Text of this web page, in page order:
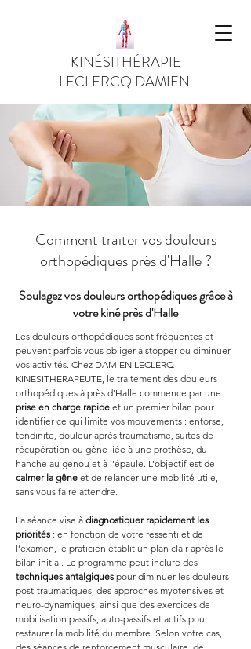
KINÉSITHÉRAPIE
LECLERCQ DAMIEN
Comment traiter vos douleurs
orthopédiques près d'Halle ?
Soulagez vos douleurs orthopédiques grâce à
votre kiné près d'Halle
Les douleurs orthopédiques sont fréquentes et
peuvent parfois vous obliger à stopper ou diminuer
vos activités. Chez DAMIEN LECLERQ
KINESITHERAPEUTE, le traitement des douleurs
orthopédiques à près d'Halle commence par une
prise en charge rapide et un premier bilan pour
identifier ce qui limite vos mouvements : entorse,
tendinite, douleur après traumatisme, suites de
récupération ou gêne liée à une prothèse, du
hanche au genou et à l’épaule. L’objectif est de
calmer la gêne et de relancer une mobilité utile,
sans vous faire attendre.
La séance vise à diagnostiquer rapidement les
priorités : en fonction de votre ressenti et de
l’examen, le praticien établit un plan clair après le
bilan initial. Le programme peut inclure des
techniques antalgiques pour diminuer les douleurs
post-traumatiques, des approches myotensives et
neuro-dynamiques, ainsi que des exercices de
mobilisation passifs, auto-passifs et actifs pour
restaurer la mobilité du membre. Selon votre cas,